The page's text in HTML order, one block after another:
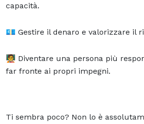
capacità.
💶 Gestire il denaro e valorizzare il
🧑‍🏫 Diventare una persona più
far fronte ai propri impegni.
Ti sembra poco? Non lo è